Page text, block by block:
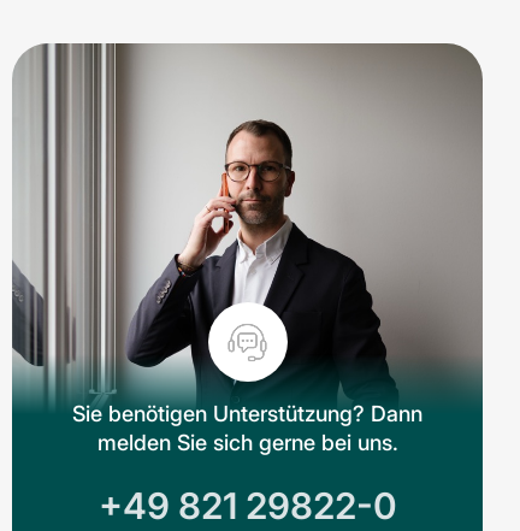
Sie benötigen Unterstützung? Dann
melden Sie sich gerne bei uns.
+49 821 29822-0